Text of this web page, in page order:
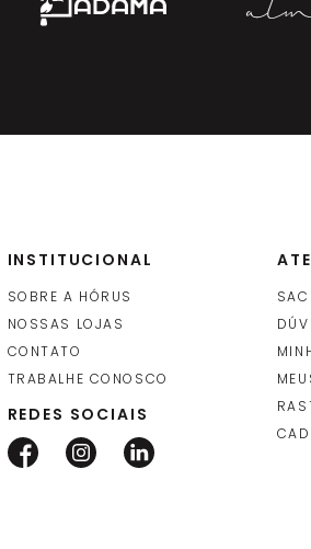
INSTITUCIONAL
SOBRE A HÓRUS
NOSSAS LOJAS
CONTATO
TRABALHE CONOSCO
REDES SOCIAIS
SAC